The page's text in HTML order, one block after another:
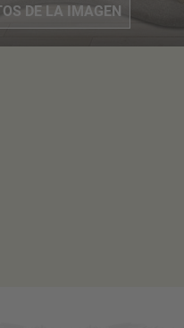
DE LA IMAGEN